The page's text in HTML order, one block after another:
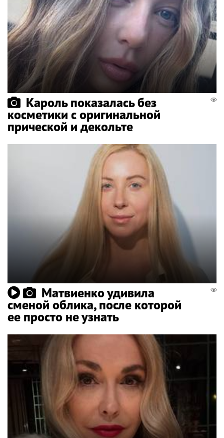
Кароль показалась без
косметики с оригинальной
прической и декольте
Матвиенко удивила
сменой облика, после которой
ее просто не узнать